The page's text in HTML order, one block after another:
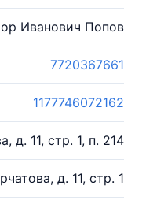
Иванович Попов
7720367661
1177746072162
д. 11, стр. 1, п. 214
д. 11, стр. 1